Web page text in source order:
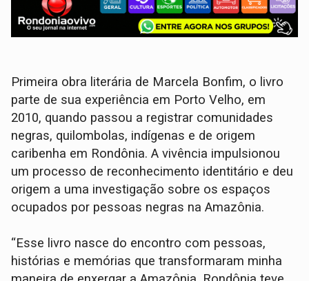
Primeira obra literária de Marcela Bonfim, o livro
parte de sua experiência em Porto Velho, em
2010, quando passou a registrar comunidades
negras, quilombolas, indígenas e de origem
caribenha em Rondônia. A vivência impulsionou
um processo de reconhecimento identitário e deu
origem a uma investigação sobre os espaços
ocupados por pessoas negras na Amazônia.
“Esse livro nasce do encontro com pessoas,
histórias e memórias que transformaram minha